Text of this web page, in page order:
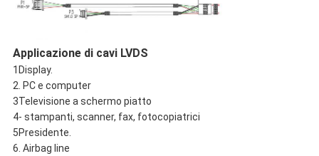
Applicazione di cavi LVDS
1Display.
2. PC e computer
3Televisione a schermo piatto
4- stampanti, scanner, fax, fotocopiatrici
5Presidente.
6. Airbag line